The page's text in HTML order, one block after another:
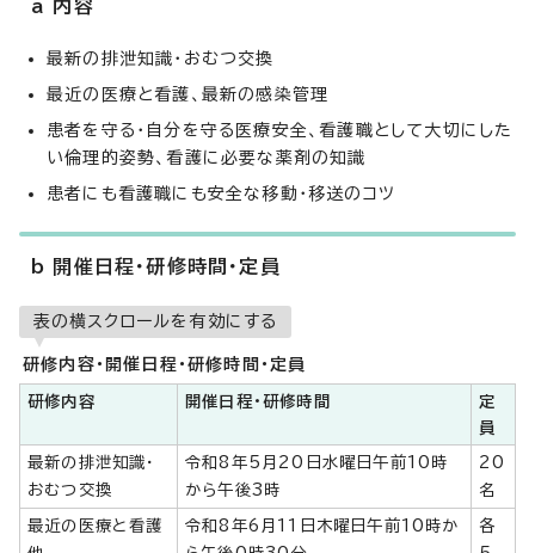
a 内容
最新の排泄知識・おむつ交換
最近の医療と看護、最新の感染管理
患者を守る・自分を守る医療安全、看護職として大切にした
い倫理的姿勢、看護に必要な薬剤の知識
患者にも看護職にも安全な移動・移送のコツ
b 開催日程・研修時間・定員
表の横スクロールを有効にする
研修内容・開催日程・研修時間・定員
研修内容 開催日程・研修時間
定
員
最新の排泄知識・
おむつ交換
令和8年5月20日水曜日午前10時
から午後3時
20
名
最近の医療と看護
令和8年6月11日木曜日午前10時か
各